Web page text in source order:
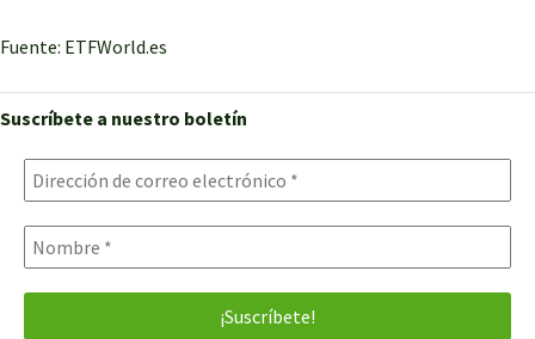
Fuente: ETFWorld.es
Suscríbete a nuestro boletín